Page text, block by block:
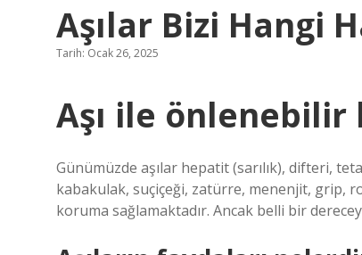
Aşılar Bizi Hangi
Tarih: Ocak 26, 2025
Aşı ile
Günümüzde aşılar hepatit (sarılık), difteri,
kabakulak, suçiçeği, zatürre, menenjit, grip,
koruma sağlamaktadır. Ancak belli bir